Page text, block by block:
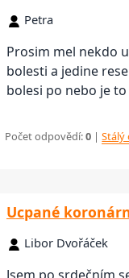
Petra
Prosim mel nekdo
bolesti a jedine
bolesi po nebo je
Počet odpovědí:0 |Stálý
Ucpané
Libor Dvořáček